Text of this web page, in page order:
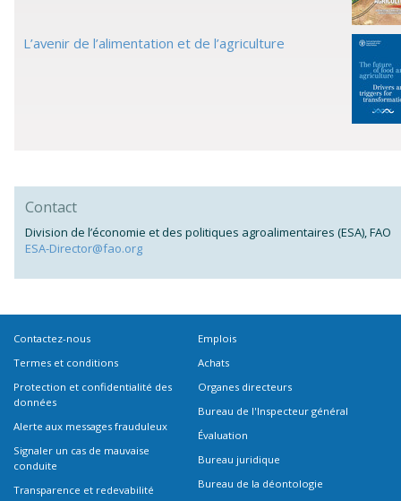
L’avenir de l’alimentation et de l’agriculture
Contact
Division de l’économie et des politiques agroalimentaires (ESA), FAO
ESA-Director@fao.org
Contactez-nous
Termes et conditions
Protection et confidentialité des
données
Alerte aux messages frauduleux
Signaler un cas de mauvaise
conduite
Transparence et redevabilité
Emplois
Achats
Organes directeurs
Bureau de l'Inspecteur général
Évaluation
Bureau juridique
Bureau de la déontologie